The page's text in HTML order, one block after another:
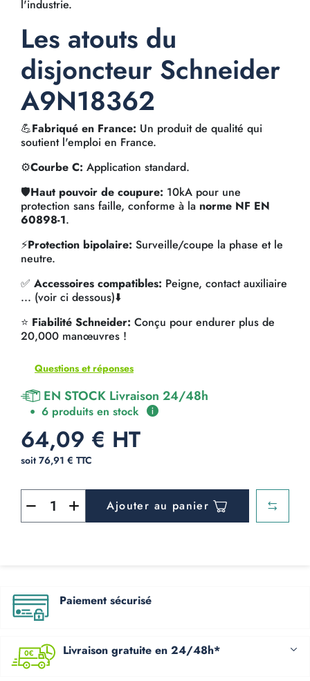
l'industrie.
Les atouts du
disjoncteur Schneider
A9N18362
💪Fabriqué en France: Un produit de qualité qui
soutient l'emploi en France.
⚙️Courbe C: Application standard.
🛡️Haut pouvoir de coupure: 10kA pour une
protection sans faille, conforme à la norme NF EN
60898-1.
⚡Protection bipolaire: Surveille/coupe la phase et le
neutre.
✅ Accessoires compatibles: Peigne, contact auxiliaire
... (voir ci dessous)⬇️
⭐ Fiabilité Schneider: Conçu pour endurer plus de
20,000 manœuvres !
Questions et réponses
EN STOCK Livraison 24/48h
6 produits en stock
64,09 € HT
soit 76,91 € TTC
Ajouter au panier
Paiement sécurisé
Livraison gratuite en 24/48h*